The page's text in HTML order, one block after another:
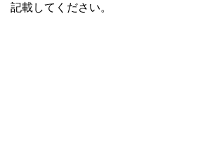
記載してください。